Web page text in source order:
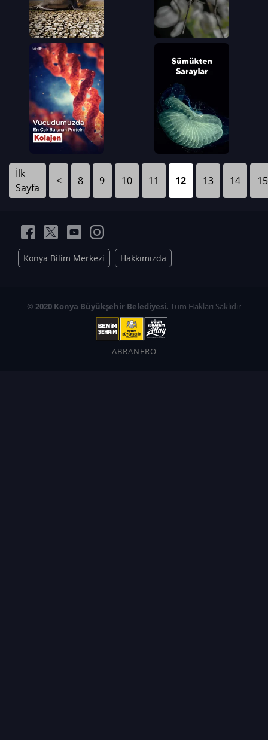
İlk
Sayfa
< 8 9 10 11 12 13 14 15
Konya Bilim Merkezi Hakkımızda
© 2020 Konya Büyükşehir Belediyesi. Tüm Hakları Saklıdır
ABRANERO